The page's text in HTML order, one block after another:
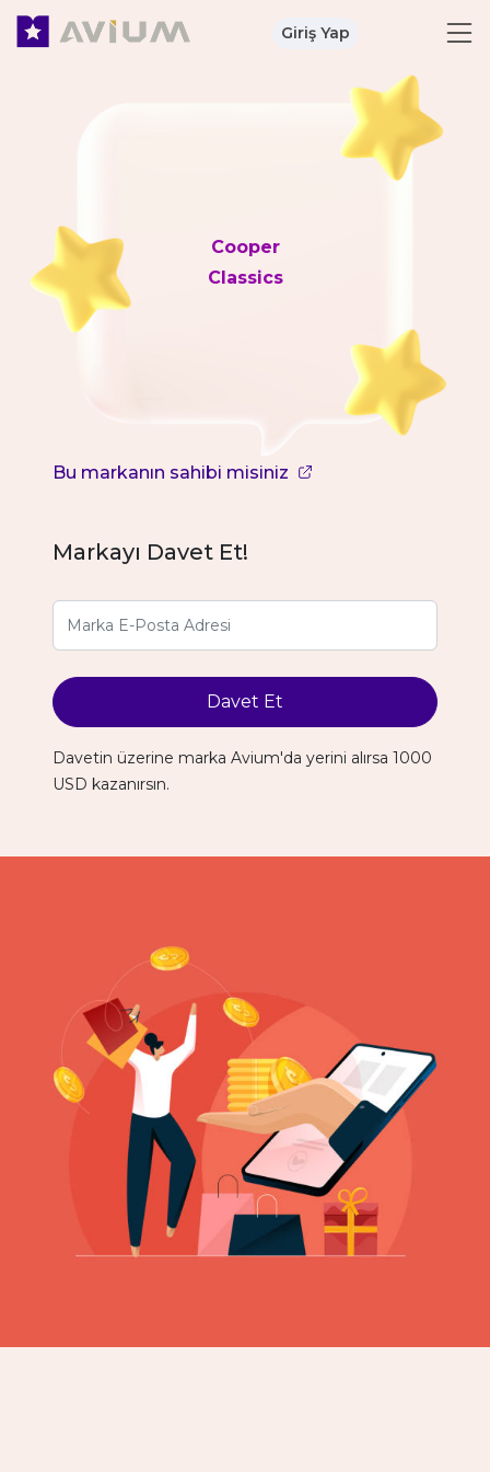
Giriş Yap
Cooper
Classics
Bu markanın sahibi misiniz
Markayı Davet Et!
Davet Et
Davetin üzerine marka Avium'da yerini alırsa 1000
USD kazanırsın.